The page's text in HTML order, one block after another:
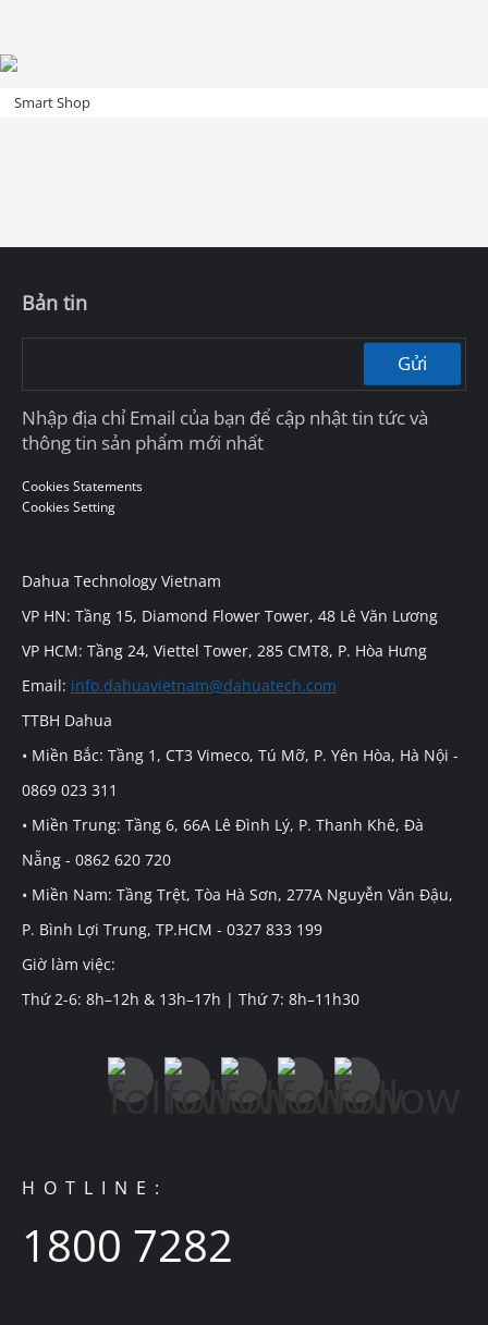
Smart Shop
Bản tin
Gửi
Nhập địa chỉ Email của bạn để cập nhật tin tức và
thông tin sản phẩm mới nhất
Cookies Statements
Cookies Setting
Dahua Technology Vietnam
VP HN: Tầng 15, Diamond Flower Tower, 48 Lê Văn Lương
VP HCM: Tầng 24, Viettel Tower, 285 CMT8, P. Hòa Hưng
Email: info.dahuavietnam@dahuatech.com
TTBH Dahua
• Miền Bắc: Tầng 1, CT3 Vimeco, Tú Mỡ, P. Yên Hòa, Hà Nội -
0869 023 311
• Miền Trung: Tầng 6, 66A Lê Đình Lý, P. Thanh Khê, Đà
Nẵng - 0862 620 720
• Miền Nam: Tầng Trệt, Tòa Hà Sơn, 277A Nguyễn Văn Đậu,
P. Bình Lợi Trung, TP.HCM - 0327 833 199
Giờ làm việc:
Thứ 2-6: 8h–12h & 13h–17h | Thứ 7: 8h–11h30
HOTLINE:
1800 7282